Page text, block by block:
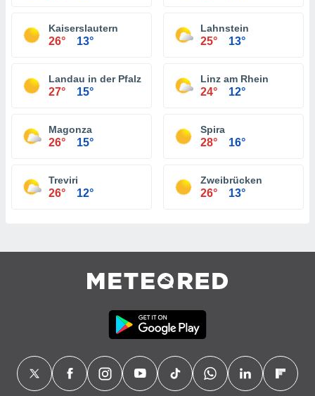
Kaiserslautern
26° 13°
Lahnstein
25° 13°
Landau in der Pfalz
27° 15°
Linz am Rhein
24° 12°
Magonza
26° 15°
Spira
28° 16°
Treviri
26° 12°
Zweibrücken
26° 13°